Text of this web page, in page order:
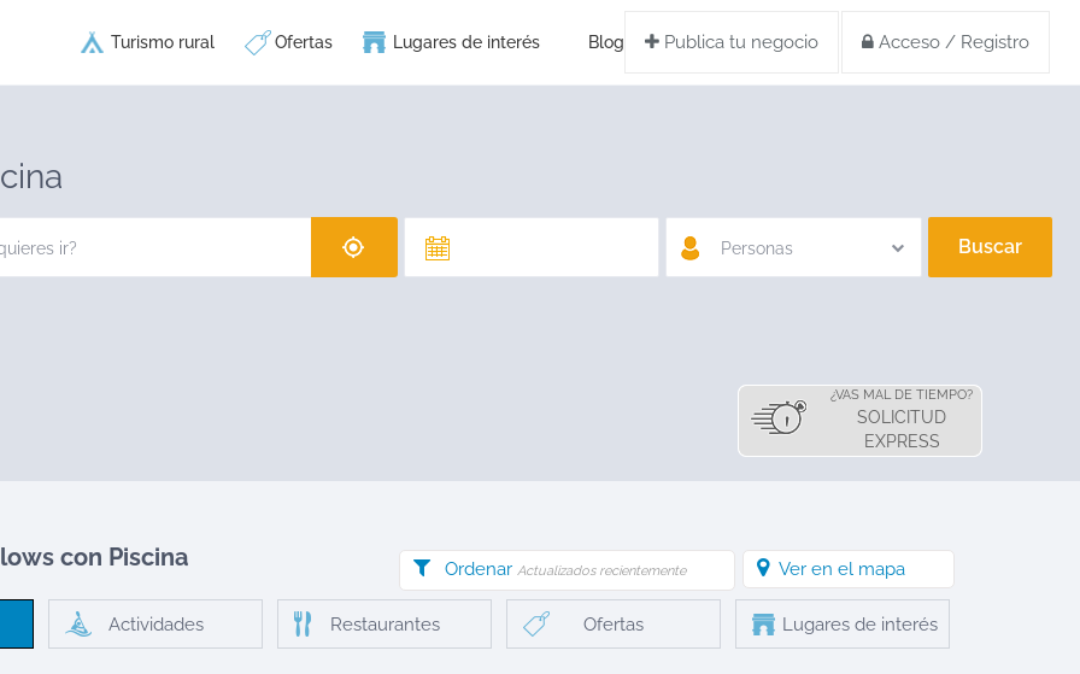
Publica tu negocio Acceso / Registro
Turismo rural Ofertas Lugares de interés Blog
Personas Buscar
¿VAS MAL DE TIEMPO?
SOLICITUD
EXPRESS
con Piscina Ordenar Actualizados recientemente Ver en el mapa
Actividades Restaurantes Ofertas Lugares de interés